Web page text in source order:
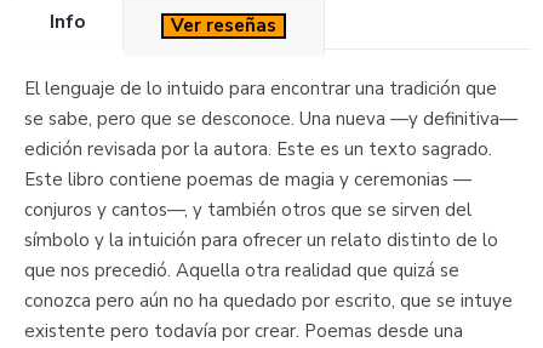
Info Ver reseñas
El lenguaje de lo intuido para encontrar una tradición que
se sabe, pero que se desconoce. Una nueva —y definitiva—
edición revisada por la autora. Este es un texto sagrado.
Este libro contiene poemas de magia y ceremonias —
conjuros y cantos—, y también otros que se sirven del
símbolo y la intuición para ofrecer un relato distinto de lo
que nos precedió. Aquella otra realidad que quizá se
conozca pero aún no ha quedado por escrito, que se intuye
existente pero todavía por crear. Poemas desde una